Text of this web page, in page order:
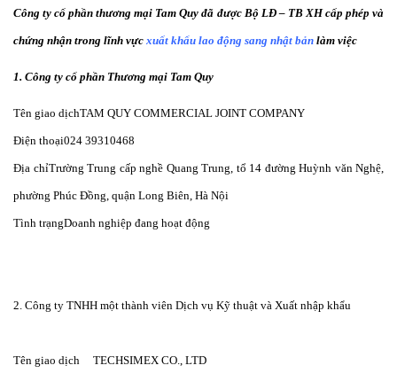
Công ty cổ phần thương mại Tam Quy đã được Bộ LĐ – TB XH cấp phép và
chứng nhận trong lĩnh vực xuất khẩu lao động sang nhật bản làm việc
1. Công ty cổ phần Thương mại Tam Quy
Tên giao dịchTAM QUY COMMERCIAL JOINT COMPANY
Điện thoại024 39310468
Địa chỉTrường Trung cấp nghề Quang Trung, tổ 14 đường Huỳnh văn Nghệ,
phường Phúc Đồng, quận Long Biên, Hà Nội
Tình trạngDoanh nghiệp đang hoạt động
2. Công ty TNHH một thành viên Dịch vụ Kỹ thuật và Xuất nhập khẩu
Tên giao dịch     TECHSIMEX CO., LTD